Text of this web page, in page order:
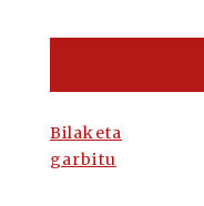
Bilaketa
garbitu